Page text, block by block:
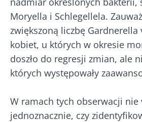
Moryella i Schlegellela.
zwiększoną liczbę Gardnerella
kobiet, u których w okresie
doszło do regresji zmian, ale
których występowały
W ramach tych obserwacji nie
jednoznacznie, czy
Nie odchodź
szybko!